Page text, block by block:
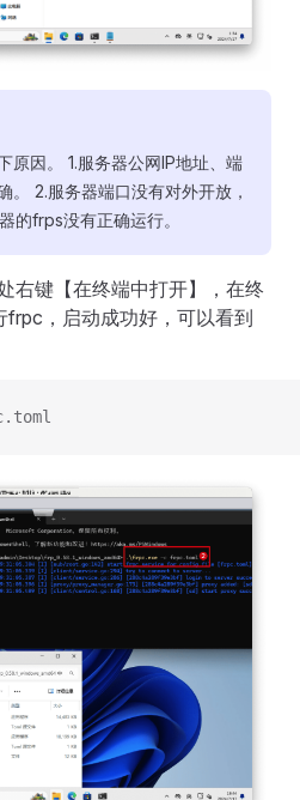
原因。 1.服务器公网IP地址、端
。 2.服务器端口没有对外开放，
的frps没有正确运行。
右键【在终端中打开】，在终
frpc，启动成功好，可以看到